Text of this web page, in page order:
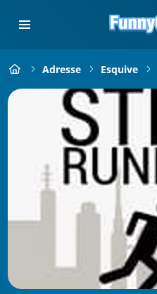
Adresse Esquive